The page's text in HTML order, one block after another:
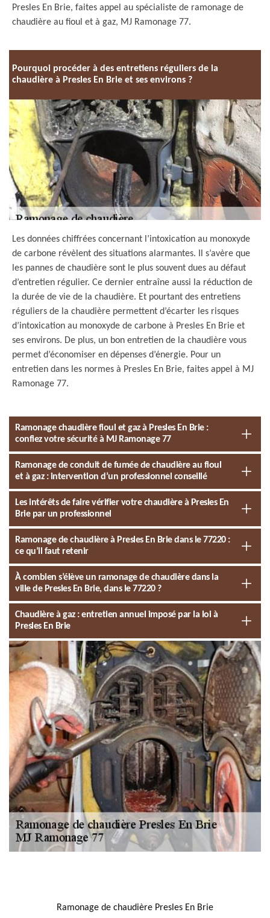
Presles En Brie, faites appel au spécialiste de ramonage de
chaudière au fioul et à gaz, MJ Ramonage 77.
Pourquoi procéder à des entretiens réguliers de la
chaudière à Presles En Brie et ses environs ?
Les données chiffrées concernant l’intoxication au monoxyde
de carbone révèlent des situations alarmantes. Il s’avère que
les pannes de chaudière sont le plus souvent dues au défaut
d’entretien régulier. Ce dernier entraîne aussi la réduction de
la durée de vie de la chaudière. Et pourtant des entretiens
réguliers de la chaudière permettent d’écarter les risques
d’intoxication au monoxyde de carbone à Presles En Brie et
ses environs. De plus, un bon entretien de la chaudière vous
permet d’économiser en dépenses d’énergie. Pour un
entretien dans les normes à Presles En Brie, faites appel à MJ
Ramonage 77.
Ramonage chaudière fioul et gaz à Presles En Brie :
confiez votre sécurité à MJ Ramonage 77
Ramonage de conduit de fumée de chaudière au fioul
et à gaz : intervention d’un professionnel conseillé
Les intérêts de faire vérifier votre chaudière à Presles En
Brie par un professionnel
Ramonage de chaudière à Presles En Brie dans le 77220 :
ce qu’il faut retenir
À combien s’élève un ramonage de chaudière dans la
ville de Presles En Brie, dans le 77220 ?
Chaudière à gaz : entretien annuel imposé par la loi à
Presles En Brie
Ramonage de chaudière Presles En Brie